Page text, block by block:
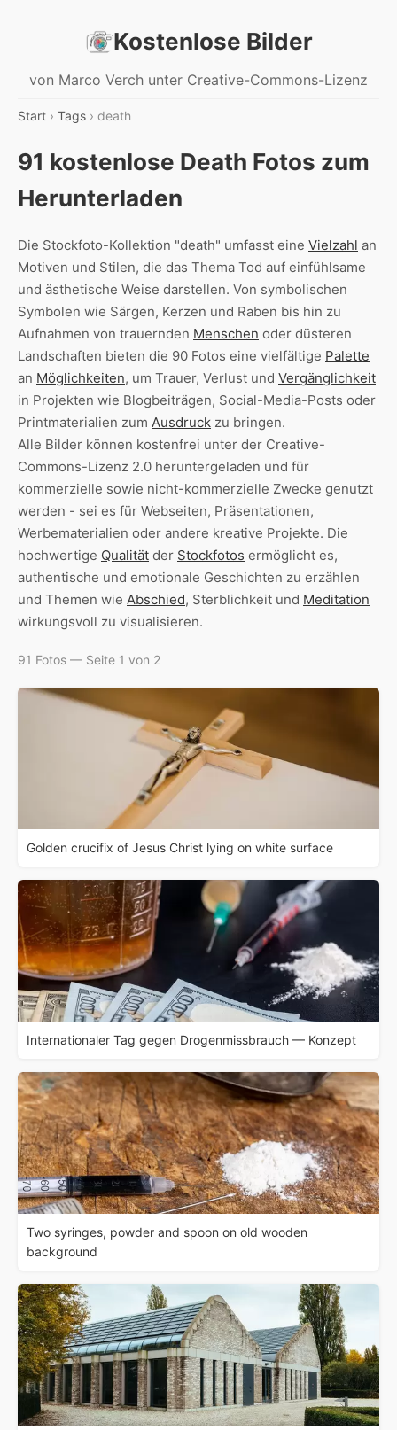
Kostenlose Bilder
von Marco Verch unter Creative-Commons-Lizenz
Start › Tags › death
91 kostenlose Death Fotos zum
Herunterladen
Die Stockfoto-Kollektion "death" umfasst eine Vielzahl an
Motiven und Stilen, die das Thema Tod auf einfühlsame
und ästhetische Weise darstellen. Von symbolischen
Symbolen wie Särgen, Kerzen und Raben bis hin zu
Aufnahmen von trauernden Menschen oder düsteren
Landschaften bieten die 90 Fotos eine vielfältige Palette
an Möglichkeiten, um Trauer, Verlust und Vergänglichkeit
in Projekten wie Blogbeiträgen, Social-Media-Posts oder
Printmaterialien zum Ausdruck zu bringen.
Alle Bilder können kostenfrei unter der Creative-
Commons-Lizenz 2.0 heruntergeladen und für
kommerzielle sowie nicht-kommerzielle Zwecke genutzt
werden - sei es für Webseiten, Präsentationen,
Werbematerialien oder andere kreative Projekte. Die
hochwertige Qualität der Stockfotos ermöglicht es,
authentische und emotionale Geschichten zu erzählen
und Themen wie Abschied, Sterblichkeit und Meditation
wirkungsvoll zu visualisieren.
91 Fotos — Seite 1 von 2
Golden crucifix of Jesus Christ lying on white surface
Internationaler Tag gegen Drogenmissbrauch — Konzept
Two syringes, powder and spoon on old wooden
background